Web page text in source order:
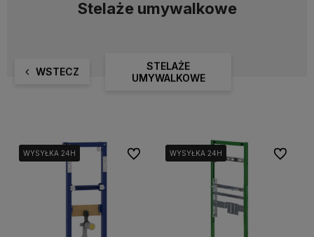
Stelaże umywalkowe
WSTECZ
STELAŻE
UMYWALKOWE
WYSYŁKA 24H
WYSYŁKA 24H
WYSYŁKA 24H Do ulubionychWYSYŁKA 24H
WYSYŁKA 24H
WYSYŁKA 24H Do